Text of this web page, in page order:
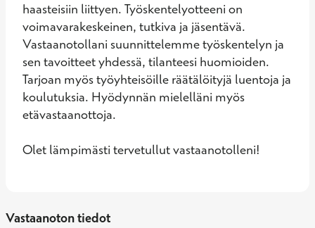
haasteisiin liittyen. Työskentelyotteeni on
voimavarakeskeinen, tutkiva ja jäsentävä.
Vastaanotollani suunnittelemme työskentelyn ja
sen tavoitteet yhdessä, tilanteesi huomioiden.
Tarjoan myös työyhteisöille räätälöityjä luentoja ja
koulutuksia. Hyödynnän mielelläni myös
etävastaanottoja.
Olet lämpimästi tervetullut vastaanotolleni!
Vastaanoton tiedot